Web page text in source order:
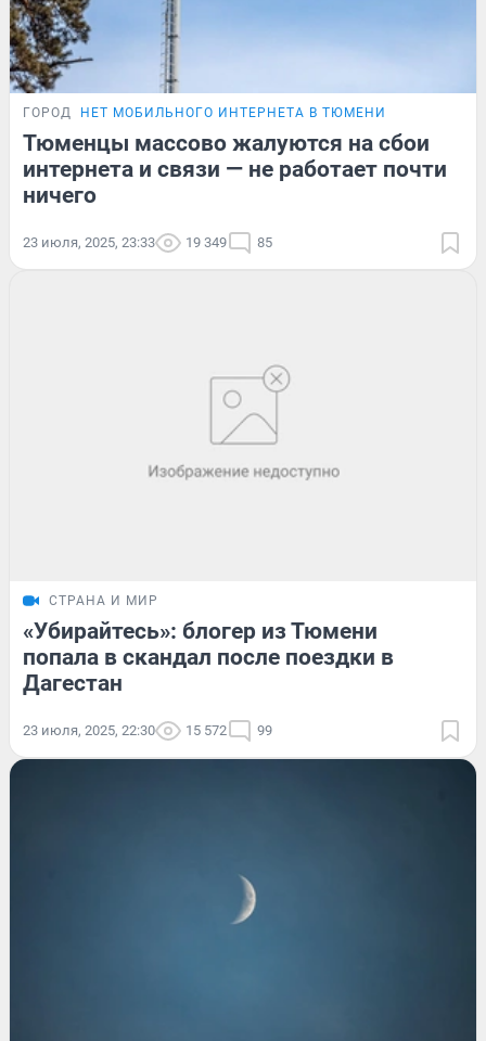
ГОРОД НЕТ МОБИЛЬНОГО ИНТЕРНЕТА В ТЮМЕНИ
Тюменцы массово жалуются на сбои
интернета и связи — не работает почти
ничего
23 июля, 2025, 23:33 19 349 85
СТРАНА И МИР
«Убирайтесь»: блогер из Тюмени
попала в скандал после поездки в
Дагестан
23 июля, 2025, 22:30 15 572 99